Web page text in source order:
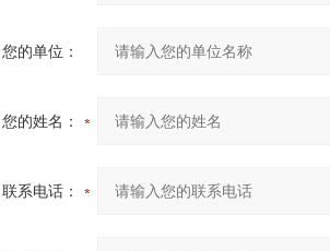
您的单位：
您的姓名：
联系电话：